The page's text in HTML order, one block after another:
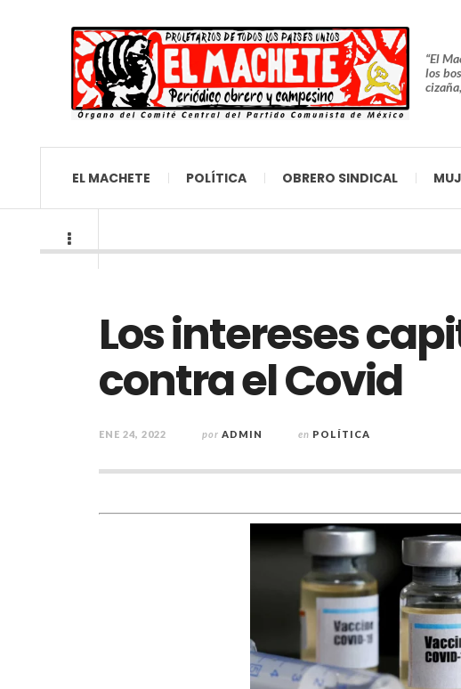
“El
los
EL MACHETE POLÍTICA OBRERO SINDICAL
Los intereses
contra el Covid
ENE 24, 2022 por ADMIN en POLÍTICA